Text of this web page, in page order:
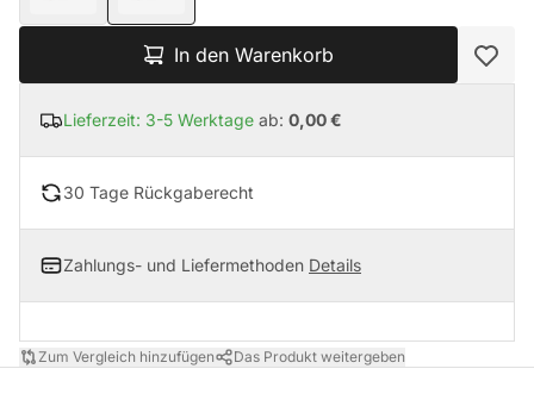
In den Warenkorb
Lieferzeit: 3-5 Werktage ab: 0,00 €
30 Tage Rückgaberecht
Zahlungs- und Liefermethoden Details
Zum Vergleich hinzufügen Das Produkt weitergeben